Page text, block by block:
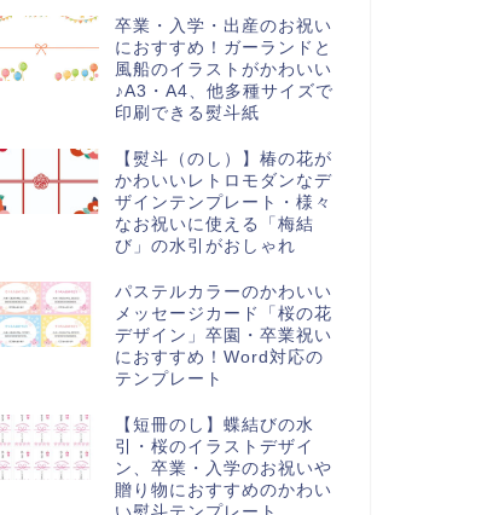
ルフレームのおしゃれ
！シンプルな内容でビ
類にも使いやすいテ
【Excel・Word】請求書・請求
明細書の雛形（テンプレー
ト）・ピンクのかわいい猫...
卒業・入学・出産のお祝い
におすすめ！ガーランドと
風船のイラストがかわいい
♪A3・A4、他多種サイズで
印刷できる熨斗紙
【熨斗（のし）】椿の花が
かわいいレトロモダンなデ
ザインテンプレート・様々
なお祝いに使える「梅結
び」の水引がおしゃれ
パステルカラーのかわいい
メッセージカード「桜の花
デザイン」卒園・卒業祝い
におすすめ！Word対応の
テンプレート
【短冊のし】蝶結びの水
引・桜のイラストデザイ
ン、卒業・入学のお祝いや
贈り物におすすめのかわい